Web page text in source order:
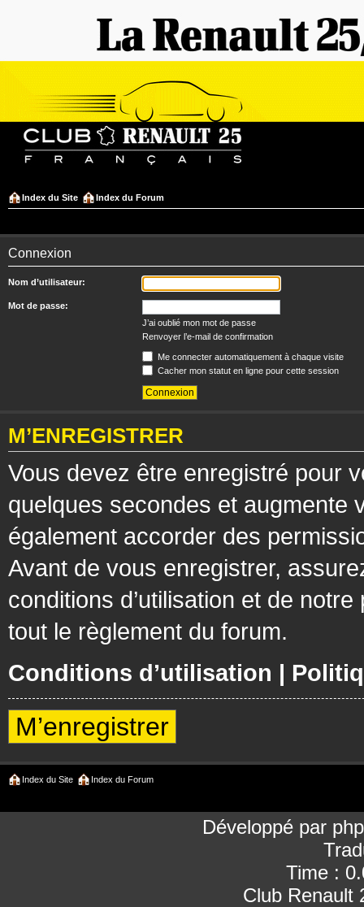
Index du Site Index du Forum
Connexion
Nom d’utilisateur:
Mot de passe:
J’ai oublié mon mot de passe
Renvoyer l’e-mail de confirmation
Me connecter automatiquement à chaque visite
Cacher mon statut en ligne pour cette session
M’ENREGISTRER
Vous devez être enregistré pour
quelques secondes et augmente
également accorder des
Avant de vous enregistrer,
conditions d’utilisation et de
tout le règlement du forum.
Conditions d’utilisation |
M’enregistrer
Index du Site Index du Forum
Développé par
Time :
Club Renault